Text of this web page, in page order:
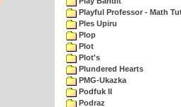
Playful Professor - Math
Ples Upiru
Plop
Plot
Plot's
Plundered Hearts
PMG-Ukazka
Podfuk II
Podraz